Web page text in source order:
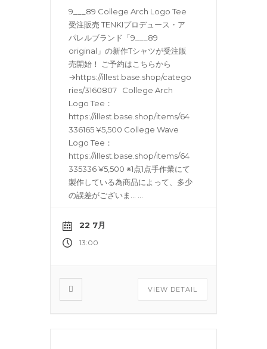
9___89 College Arch Logo Tee
受注販売 TENKIプロデュース・ア
パレルブランド「9___89
original」の新作Tシャツが受注販
売開始！ ご予約はこちらから
→https://illest.base.shop/catego
ries/3160807 College Arch
Logo Tee：
https://illest.base.shop/items/64
336165 ¥5,500 College Wave
Logo Tee：
https://illest.base.shop/items/64
335336 ¥5,500 ※1点1点手作業にて
製作している為商品によって、多少
の誤差がございま… ...
22 7月
13:00
VIEW DETAIL